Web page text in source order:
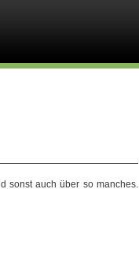
sonst auch über so manches.